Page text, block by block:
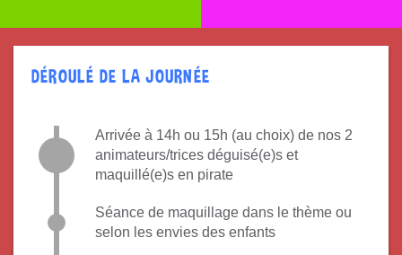
DÉROULÉ DE LA JOURNÉE
Arrivée à 14h ou 15h (au choix) de nos 2
animateurs/trices déguisé(e)s et
maquillé(e)s en pirate
Séance de maquillage dans le thème ou
selon les envies des enfants